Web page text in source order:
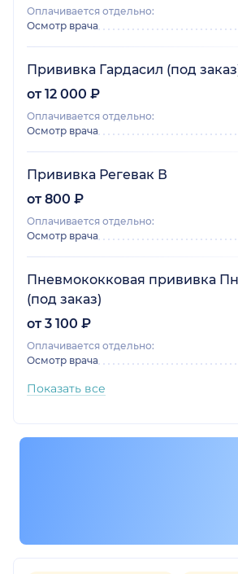
Оплачивается отдельно:
Осмотр врача
Прививка Гардасил (под
от 12 000 ₽
Оплачивается отдельно:
Осмотр врача
Прививка Регевак В
от 800 ₽
Оплачивается отдельно:
Осмотр врача
Пневмококковая прививка
(под заказ)
от 3 100 ₽
Оплачивается отдельно:
Осмотр врача
Показать все